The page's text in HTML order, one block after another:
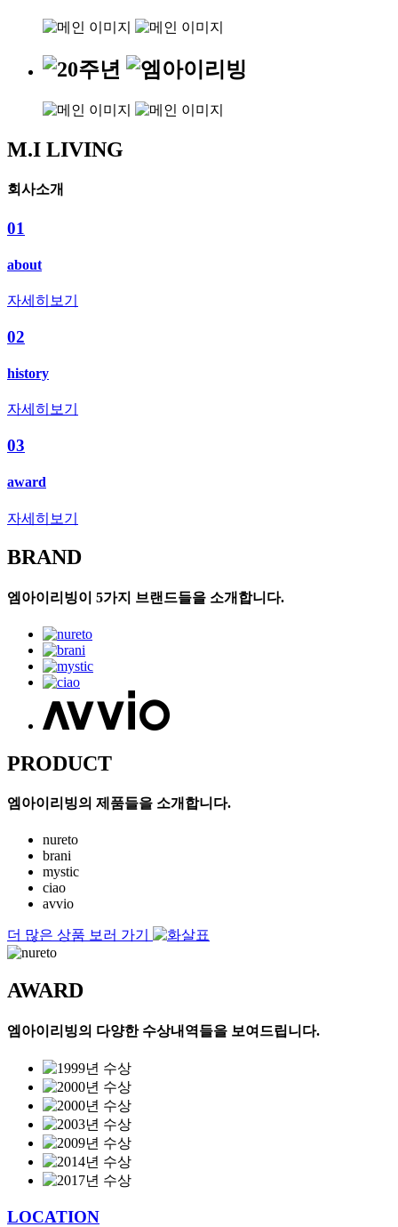
M.I LIVING
회사소개
01
about
자세히보기
02
history
자세히보기
03
award
자세히보기
BRAND
엠아이리빙이 5가지 브랜드들을 소개합니다.
PRODUCT
엠아이리빙의 제품들을 소개합니다.
nureto
brani
mystic
ciao
avvio
더 많은 상품 보러 가기
AWARD
엠아이리빙의 다양한 수상내역들을 보여드립니다.
LOCATION